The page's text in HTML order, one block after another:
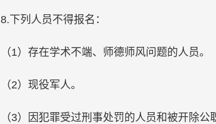
8.下列人员不得报名：
（1）存在学术不端、师德师风问题的人员。
（2）现役军人。
（3）因犯罪受过刑事处罚的人员和被开除公